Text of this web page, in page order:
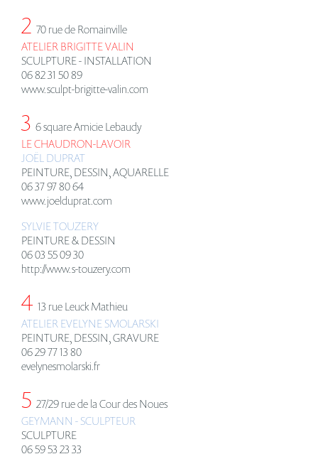
2 70 rue de Romainville
ATELIER BRIGITTE VALIN
SCULPTURE - INSTALLATION
06 82 31 50 89
www.sculpt-brigitte-valin.com
3 6 square Amicie Lebaudy
LE CHAUDRON-LAVOIR
JOËL DUPRAT
PEINTURE, DESSIN, AQUARELLE
06 37 97 80 64
www.joelduprat.com
SYLVIE TOUZERY
PEINTURE & DESSIN
06 03 55 09 30
http://www.s-touzery.com
4 13 rue Leuck Mathieu
ATELIER EVELYNE SMOLARSKI
PEINTURE, DESSIN, GRAVURE
06 29 77 13 80
evelynesmolarski.fr
5 27/29 rue de la Cour des Noues
GEYMANN - SCULPTEUR
SCULPTURE
06 59 53 23 33